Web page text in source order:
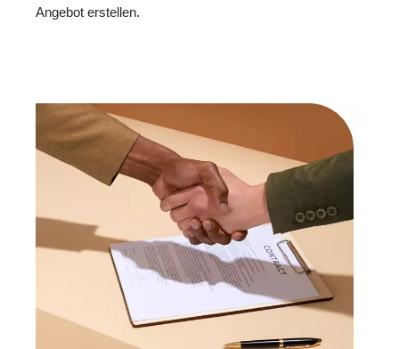
Angebot erstellen.